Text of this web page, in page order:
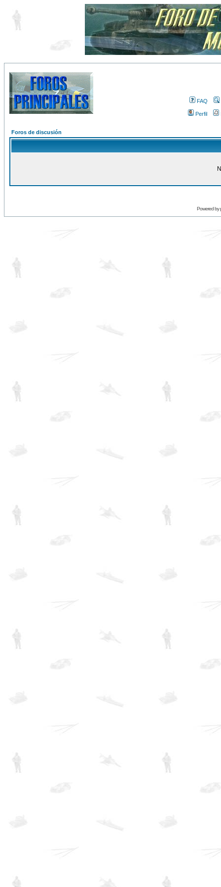
FAQ
Perfil
Foros de discusión
Powered by